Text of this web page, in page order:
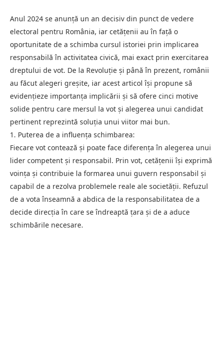
Anul 2024 se anunță un an decisiv din punct de vedere
electoral pentru România, iar cetățenii au în față o
oportunitate de a schimba cursul istoriei prin implicarea
responsabilă în activitatea civică, mai exact prin exercitarea
dreptului de vot. De la Revoluție și până în prezent, românii
au făcut alegeri greșite, iar acest articol își propune să
evidențieze importanța implicării și să ofere cinci motive
solide pentru care mersul la vot și alegerea unui candidat
pertinent reprezintă soluția unui viitor mai bun.
1. Puterea de a influența schimbarea:
Fiecare vot contează și poate face diferența în alegerea unui
lider competent și responsabil. Prin vot, cetățenii își exprimă
voința și contribuie la formarea unui guvern responsabil și
capabil de a rezolva problemele reale ale societății. Refuzul
de a vota înseamnă a abdica de la responsabilitatea de a
decide direcția în care se îndreaptă țara și de a aduce
schimbările necesare.